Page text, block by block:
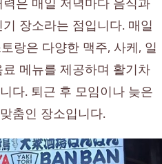
장소라는 점입니다. 매일
랑은 다양한 맥주, 사케, 일
메뉴를 제공하며 활기차
다. 퇴근 후 모임이나 늦은
춤인 장소입니다.